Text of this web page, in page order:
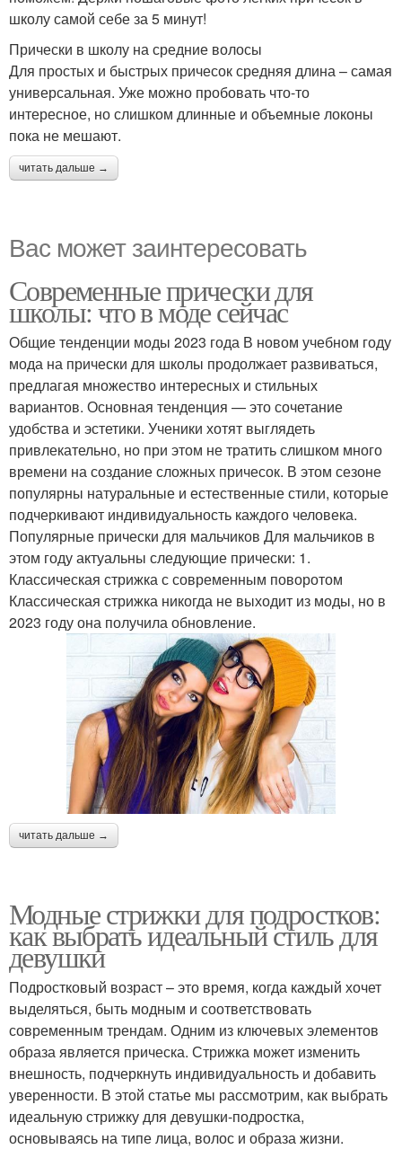
школу самой себе за 5 минут!
Прически в школу на средние волосы
Для простых и быстрых причесок средняя длина – самая
универсальная. Уже можно пробовать что-то
интересное, но слишком длинные и объемные локоны
пока не мешают.
читать дальше →
Вас может заинтересовать
Современные прически для
школы: что в моде сейчас
Общие тенденции моды 2023 года В новом учебном году
мода на прически для школы продолжает развиваться,
предлагая множество интересных и стильных
вариантов. Основная тенденция — это сочетание
удобства и эстетики. Ученики хотят выглядеть
привлекательно, но при этом не тратить слишком много
времени на создание сложных причесок. В этом сезоне
популярны натуральные и естественные стили, которые
подчеркивают индивидуальность каждого человека.
Популярные прически для мальчиков Для мальчиков в
этом году актуальны следующие прически: 1.
Классическая стрижка с современным поворотом
Классическая стрижка никогда не выходит из моды, но в
2023 году она получила обновление.
читать дальше →
Модные стрижки для подростков:
как выбрать идеальный стиль для
девушки
Подростковый возраст – это время, когда каждый хочет
выделяться, быть модным и соответствовать
современным трендам. Одним из ключевых элементов
образа является прическа. Стрижка может изменить
внешность, подчеркнуть индивидуальность и добавить
уверенности. В этой статье мы рассмотрим, как выбрать
идеальную стрижку для девушки-подростка,
основываясь на типе лица, волос и образа жизни.